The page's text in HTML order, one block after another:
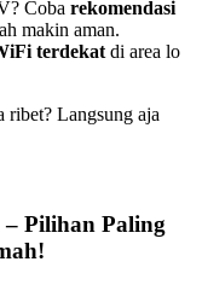
Coba rekomendasi
makin aman.
terdekat di area lo
ribet? Langsung aja
Pilihan Paling